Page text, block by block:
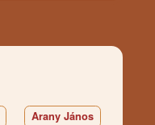
Arany János